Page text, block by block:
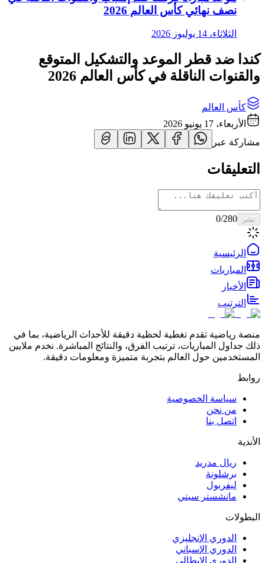
نصف نهائي كأس العالم 2026
الثلاثاء، 14 يوليوز 2026
كندا ضد قطر الموعد والتشكيل المتوقع
والقنوات الناقلة في كأس العالم 2026
كأس العالم
الأربعاء، 17 يونيو 2026
مشاركة عبر
التعليقات
نشر 0/280
الرئيسية
المباريات
الأخبار
الترتيب
منصة رياضية تقدم تغطية لحظية دقيقة للأحداث الرياضية، بما في
ذلك جداول المباريات، ترتيب الفرق، والنتائج المباشرة. نخدم ملايين
المستخدمين حول العالم بتجربة متميزة ومعلومات دقيقة.
روابط
سياسة الخصوصية
من نحن
اتصل بنا
الأندية
ريال مدريد
برشلونة
ليفربول
مانشستر سيتي
البطولات
الدوري الإنجليزي
الدوري الإسباني
الدوري الإيطالي